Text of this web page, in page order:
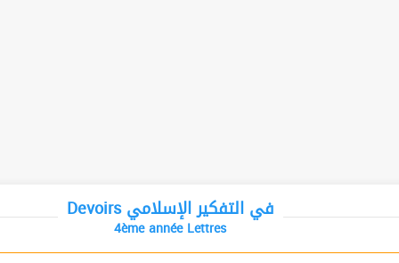
Devoirs في التفكير الإسلامي
4ème année Lettres